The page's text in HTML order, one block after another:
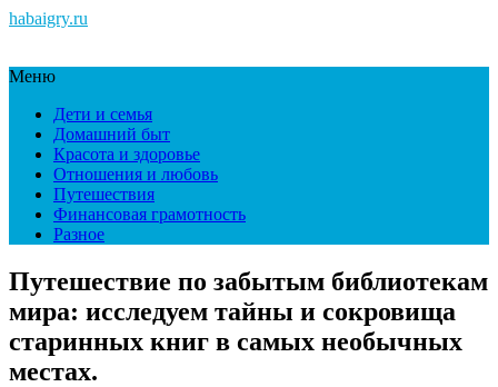
habaigry.ru
Меню
Дети и семья
Домашний быт
Красота и здоровье
Отношения и любовь
Путешествия
Финансовая грамотность
Разное
Путешествие по забытым библиотекам
мира: исследуем тайны и сокровища
старинных книг в самых необычных
местах.